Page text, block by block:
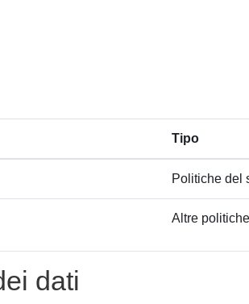
Tipo
Politiche del
Altre politiche
dati